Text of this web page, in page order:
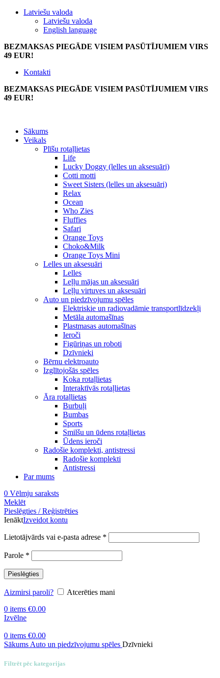
Latviešu valoda
Latviešu valoda
English language
BEZMAKSAS PIEGĀDE VISIEM PASŪTĪJUMIEM VIRS
49 EUR!
Kontakti
BEZMAKSAS PIEGĀDE VISIEM PASŪTĪJUMIEM VIRS
49 EUR!
Sākums
Veikals
Plīšu rotaļlietas
Life
Lucky Doggy (lelles un aksesuāri)
Cotti motti
Sweet Sisters (lelles un aksesuāri)
Relax
Ocean
Who Zies
Fluffies
Safari
Orange Toys
Choko&Milk
Orange Toys Mini
Lelles un aksesuāri
Lelles
Leļļu mājas un aksesuāri
Leļļu virtuves un aksesuāri
Auto un piedzīvojumu spēles
Elektriskie un radiovadāmie transportlīdzekļi
Metāla automašīnas
Plastmasas automašīnas
Ieroči
Figūriņas un roboti
Dzīvnieki
Bērnu elektroauto
Izglītojošās spēles
Koka rotaļlietas
Interaktīvās rotaļlietas
Āra rotaļlietas
Burbuļi
Bumbas
Sports
Smilšu un ūdens rotaļlietas
Ūdens ieroči
Radošie komplekti, antistressi
Radošie komplekti
Antistressi
Par mums
0 Vēlmju saraksts
Meklēt
Pieslēgties / Reģistrēties
IenāktIzveidot kontu
Lietotājvārds vai e-pasta adrese *
Parole *
Pieslēgties
Aizmirsi paroli?
Atcerēties mani
0 items €0.00
Izvēlne
0 items €0.00
Sākums Auto un piedzīvojumu spēles Dzīvnieki
Filtrēt pēc kategorijas